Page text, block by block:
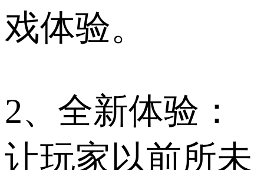
戏体验。
2、全新体验：
让玩家以前所未